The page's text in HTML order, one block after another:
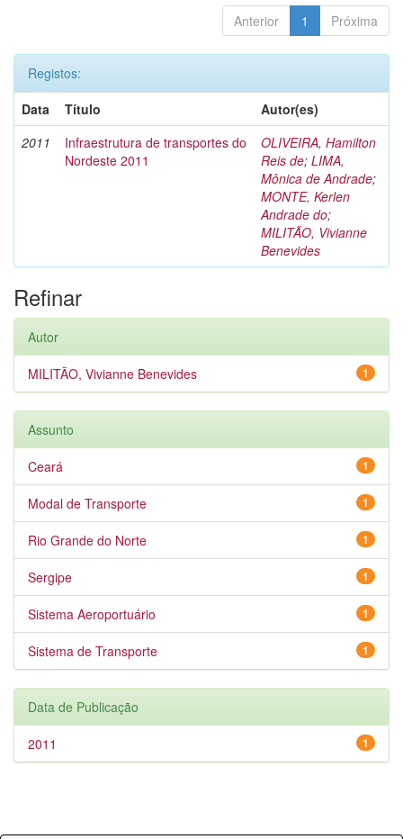
Anterior 1 Próxima
Registos:
Data
Título
Autor(es)
2011
Infraestrutura de transportes do
Nordeste 2011
OLIVEIRA, Hamilton
Reis de; LIMA,
Mônica de Andrade;
MONTE, Kerlen
Andrade do;
MILITÃO, Vivianne
Benevides
Refinar
Autor
1
MILITÃO, Vivianne Benevides
Assunto
1
Ceará
1
Modal de Transporte
1
Rio Grande do Norte
1
Sergipe
1
Sistema Aeroportuário
1
Sistema de Transporte
Data de Publicação
1
2011